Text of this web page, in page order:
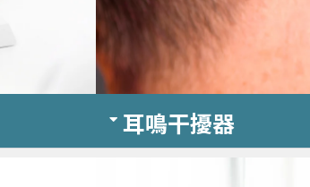
耳鳴干擾器